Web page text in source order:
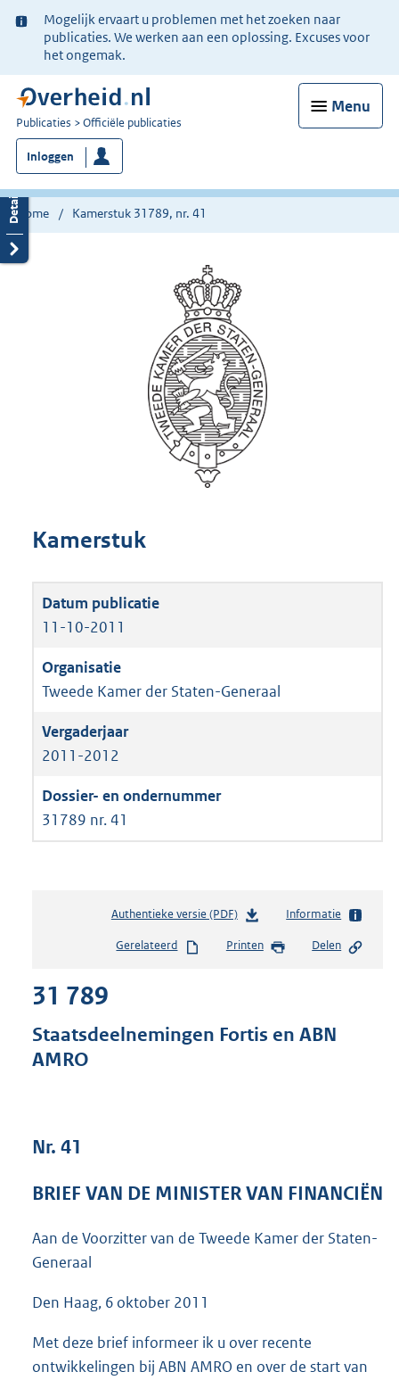
Ter
informatie:
Mogelijk ervaart u problemen met het zoeken naar
publicaties. We werken aan een oplossing. Excuses voor
het ongemak.
Menu
U
bent
nu
hier:
Publicaties Officiële publicaties
Inloggen
Home Kamerstuk 31789, nr. 41
Kamerstuk
11-10-2011
Tweede Kamer der Staten-Generaal
2011-2012
31789 nr. 41
Authentieke versie (PDF)b
s
s
:
8
Informatie
Gerelateerd Printen Delen
31 789
Staatsdeelnemingen Fortis en ABN
AMRO
Nr. 41
BRIEF VAN DE MINISTER VAN FINANCIËN
Aan de Voorzitter van de Tweede Kamer der Staten-
Generaal
Den Haag, 6 oktober 2011
Met deze brief informeer ik u over recente
ontwikkelingen bij ABN AMRO en over de start van